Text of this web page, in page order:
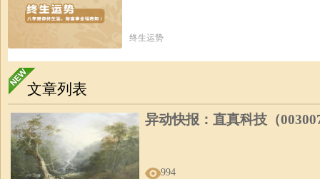
终生运势
文章列表
异动快报：直真科技（
994